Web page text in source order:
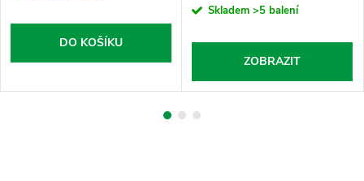
DO KOŠÍKU
cena:Skladem >5 balení
ZOBRAZIT